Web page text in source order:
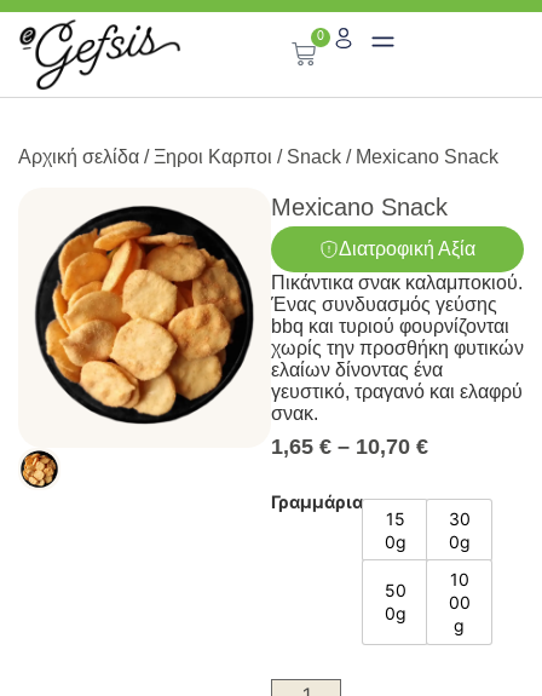
0
Αρχική σελίδα / Ξηροι Καρποι / Snack / Mexicano Snack
Mexicano Snack
Διατροφική Αξία
Πικάντικα σνακ καλαμποκιού.
Ένας συνδυασμός γεύσης
bbq και τυριού φουρνίζονται
χωρίς την προσθήκη φυτικών
ελαίων δίνοντας ένα
γευστικό, τραγανό και ελαφρύ
σνακ.
1,65 € – 10,70 €
Γραμμάρια
15
0g
30
0g
50
0g
10
00
g